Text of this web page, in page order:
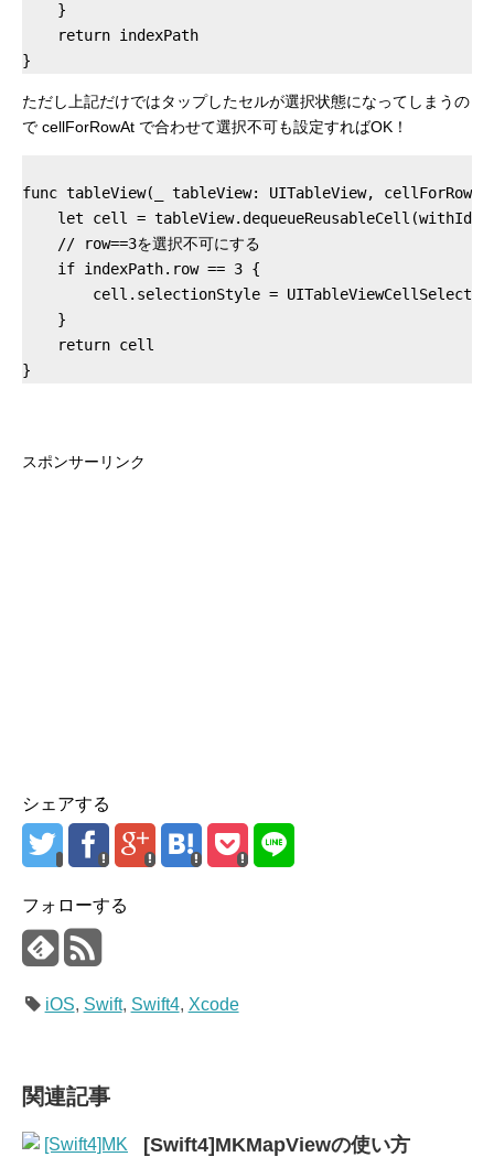
    }
    return indexPath
ただし上記だけではタップしたセルが選択状態になってしまうの
で cellForRowAt で合わせて選択不可も設定すればOK！
func tableView(_ tableView: UITableView,
let cell =
    // row==3を選択不可にする
    if indexPath.row == 3 {
cell.selectionStyle =
    }
    return cell
スポンサーリンク
シェアする
フォローする
iOS, Swift, Swift4, Xcode
関連記事
[Swift4]MKMapViewの使い方